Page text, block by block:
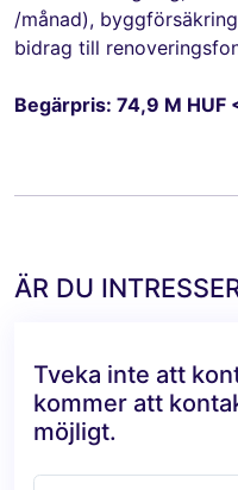
/månad),
bidrag till
Begärpris: 74,9 M HUF
ÄR DU
Tveka inte att
kommer att
möjligt.